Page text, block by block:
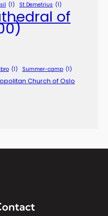
(1) St Demetrius (1)
of
(1) Summer-camp (1)
Church of Oslo